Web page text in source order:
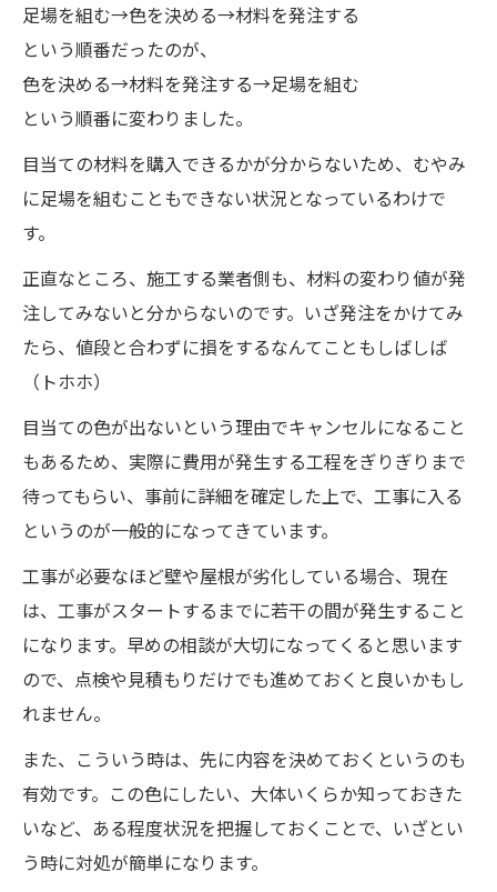
足場を組む→色を決める→材料を発注する
という順番だったのが、
色を決める→材料を発注する→足場を組む
という順番に変わりました。
目当ての材料を購入できるかが分からないため、むやみ
に足場を組むこともできない状況となっているわけで
す。
正直なところ、施工する業者側も、材料の変わり値が発
注してみないと分からないのです。いざ発注をかけてみ
たら、値段と合わずに損をするなんてこともしばしば
（トホホ）
目当ての色が出ないという理由でキャンセルになること
もあるため、実際に費用が発生する工程をぎりぎりまで
待ってもらい、事前に詳細を確定した上で、工事に入る
というのが一般的になってきています。
工事が必要なほど壁や屋根が劣化している場合、現在
は、工事がスタートするまでに若干の間が発生すること
になります。早めの相談が大切になってくると思います
ので、点検や見積もりだけでも進めておくと良いかもし
れません。
また、こういう時は、先に内容を決めておくというのも
有効です。この色にしたい、大体いくらか知っておきた
いなど、ある程度状況を把握しておくことで、いざとい
う時に対処が簡単になります。